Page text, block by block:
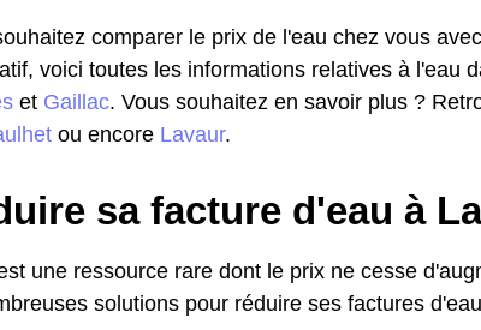
comparer le prix de l'eau chez vous
voici toutes les informations relatives à l'eau
et Gaillac. Vous souhaitez en savoir plus ?
ou encore Lavaur.
sa facture d'eau à
une ressource rare dont le prix ne cesse
solutions pour réduire ses factures